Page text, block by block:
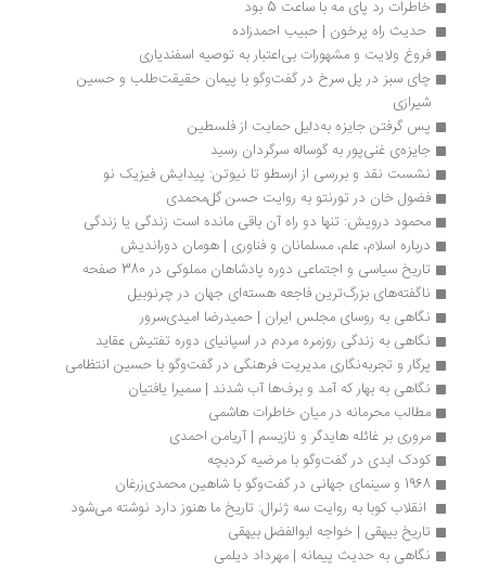
خاطرات رد پای مه با ساعت 5 بود
حدیث راه پرخون | حبیب احمدزاده
فروغ ولایت و مشهورات بی‌اعتبار به توصیه اسفندیاری
چای سبز در پل سرخ در گفت‌وگو با پیمان حقیقت‌طلب و حسین
پس گرفتن جایزه به‌دلیل حمایت از فلسطین
جایزه‌ی غنی‌پور به گوساله‌ سرگردان رسید
نشست نقد و بررسی از ارسطو تا نیوتن: پیدایش فیزیک نو
فضول خان در تورنتو به روایت حسن گل‌محمدی
محمود درویش: تنها دو راه آن باقی مانده است زندگی یا زندگی
درباره اسلام، علم، مسلمانان و فناوری | هومان دوراندیش
تاریخ سیاسی و اجتماعی دوره پادشاهان مملوکی در 380 صفحه
ناگفته‌های بزرگ‌ترین فاجعه هسته‌ای جهان در چرنوبیل
نگاهی به روسای مجلس ایران | حمیدرضا امیدی‌سرور
نگاهی به زندگی روزمره مردم در اسپانیای دوره تفتیش عقاید
پرگار و تجربه‌نگاری مدیریت فرهنگی در گفت‌وگو با حسین انتظامی
نگاهی به بهار که آمد و برف‌ها آب شدند | سمیرا یافتیان
مطالب محرمانه در میان خاطرات هاشمی
مروری بر غائله هایدگر و نازیسم | آریامن احمدی
کودک ابدی در گفت‌وگو با مرضیه کردبچه
1968 و سینمای جهانی در گفت‌وگو با شاهین محمدی‌زرغان
انقلاب کوبا به روایت سه ژنرال: تاریخ ما هنوز دارد نوشته می‌شود
تاریخ بیهقی | خواجه ابوالفضل بیهقی
نگاهی به حدیث پیمانه | مهرداد دیلمی